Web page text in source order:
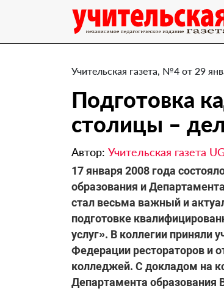
Учительская газета, №4 от 29
Подготовка
столицы –
Автор: Учительская газета
17 января 2008 года
образования и
стал весьма важный и
подготовке
услуг». В коллегии приняли
Федерации рестораторов и
колледжей. С докладом на
Департамента образования